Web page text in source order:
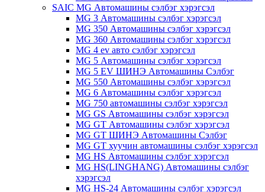
SAIC MG Автомашины сэлбэг хэрэгсэл
MG 3 Автомашины сэлбэг хэрэгсэл
MG 350 Автомашины сэлбэг хэрэгсэл
MG 360 Автомашины сэлбэг хэрэгсэл
MG 4 ev авто сэлбэг хэрэгсэл
MG 5 Автомашины сэлбэг хэрэгсэл
MG 5 EV ШИНЭ Автомашины Сэлбэг
MG 550 Автомашины сэлбэг хэрэгсэл
MG 6 Автомашины сэлбэг хэрэгсэл
MG 750 автомашины сэлбэг хэрэгсэл
MG GS Автомашины сэлбэг хэрэгсэл
MG GT Автомашины сэлбэг хэрэгсэл
MG GT ШИНЭ Автомашины Сэлбэг
MG GT хуучин автомашины сэлбэг хэрэгсэл
MG HS Автомашины сэлбэг хэрэгсэл
MG HS(LINGHANG) Автомашины сэлбэг
хэрэгсэл
MG HS-24 Автомашины сэлбэг хэрэгсэл